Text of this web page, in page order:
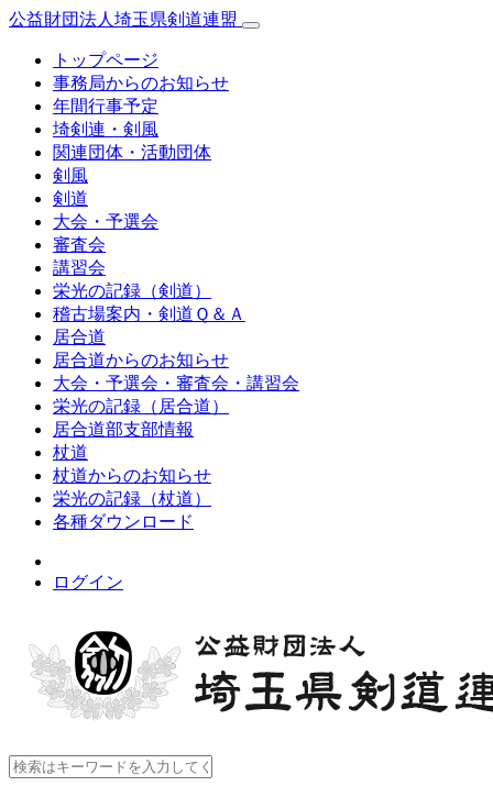
公益財団法人埼玉県剣道連盟
トップページ
事務局からのお知らせ
年間行事予定
埼剣連・剣風
関連団体・活動団体
剣風
剣道
大会・予選会
審査会
講習会
栄光の記録（剣道）
稽古場案内・剣道Ｑ＆Ａ
居合道
居合道からのお知らせ
大会・予選会・審査会・講習会
栄光の記録（居合道）
居合道部支部情報
杖道
杖道からのお知らせ
栄光の記録（杖道）
各種ダウンロード
ログイン